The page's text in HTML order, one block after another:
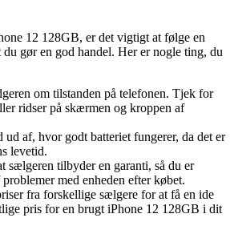
12 128GB, er det vigtigt at følge en
gør en god handel. Her er nogle ting, du
om tilstanden på telefonen. Tjek for
ridser på skærmen og kroppen af
ud af, hvor godt batteriet fungerer, da det er
levetid.
sælgeren tilbyder en garanti, så du er
med enheden efter købet.
fra forskellige sælgere for at få en ide
pris for en brugt iPhone 12 128GB i dit